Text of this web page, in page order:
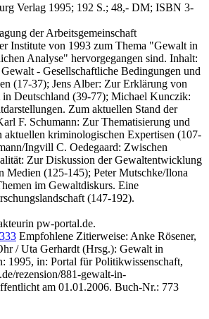
Verlag 1995; 192 S.; 48,- DM; ISBN 3-
der Arbeitsgemeinschaft
Institute von 1993 zum Thema "Gewalt in
Analyse" hervorgegangen sind. Inhalt:
- Gesellschaftliche Bedingungen und
(17-37); Jens Alber: Zur Erklärung von
Deutschland (39-77); Michael Kunczik:
Zum aktuellen Stand der
F. Schumann: Zur Thematisierung und
kriminologischen Expertisen (107-
Ingvill C. Oedegaard: Zwischen
Zur Diskussion der Gewaltentwicklung
Medien (125-145); Peter Mutschke/Ilona
im Gewaltdiskurs. Eine
(147-192).
pw-portal.de.
Empfohlene Zitierweise: Anke Rösener,
/ Uta Gerhardt (Hrsg.): Gewalt in
1995, in: Portal für Politikwissenschaft,
rezension/881-gewalt-in-
am 01.01.2006. Buch-Nr.: 773